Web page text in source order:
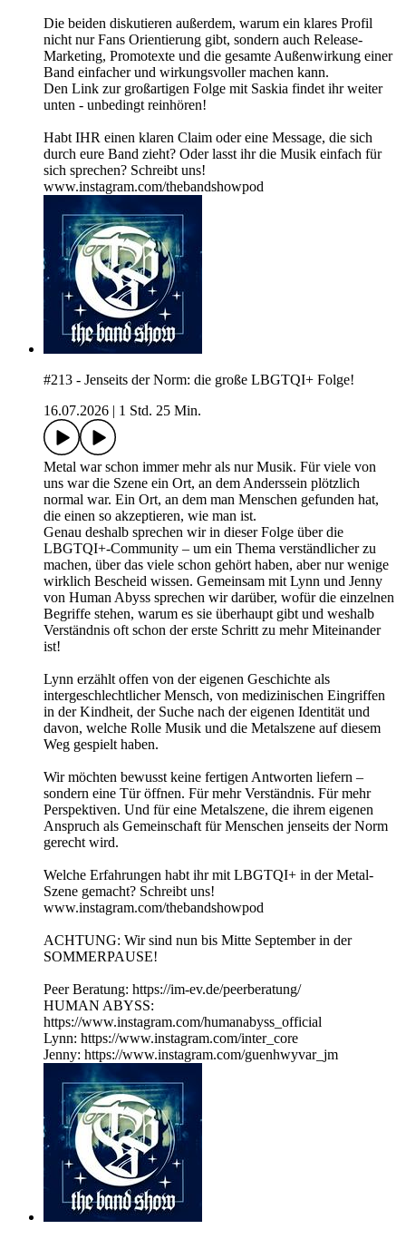
Die beiden diskutieren außerdem, warum ein klares Profil
nicht nur Fans Orientierung gibt, sondern auch Release-
Marketing, Promotexte und die gesamte Außenwirkung einer
Band einfacher und wirkungsvoller machen kann.
Den Link zur großartigen Folge mit Saskia findet ihr weiter
unten - unbedingt reinhören!
Habt IHR einen klaren Claim oder eine Message, die sich
durch eure Band zieht? Oder lasst ihr die Musik einfach für
sich sprechen? Schreibt uns!
www.instagram.com/thebandshowpod
#213 - Jenseits der Norm: die große LBGTQI+ Folge!
16.07.2026
1 Std. 25 Min.
Metal war schon immer mehr als nur Musik. Für viele von
uns war die Szene ein Ort, an dem Anderssein plötzlich
normal war. Ein Ort, an dem man Menschen gefunden hat,
die einen so akzeptieren, wie man ist.
Genau deshalb sprechen wir in dieser Folge über die
LBGTQI+-Community – um ein Thema verständlicher zu
machen, über das viele schon gehört haben, aber nur wenige
wirklich Bescheid wissen. Gemeinsam mit Lynn und Jenny
von Human Abyss sprechen wir darüber, wofür die einzelnen
Begriffe stehen, warum es sie überhaupt gibt und weshalb
Verständnis oft schon der erste Schritt zu mehr Miteinander
ist!
Lynn erzählt offen von der eigenen Geschichte als
intergeschlechtlicher Mensch, von medizinischen Eingriffen
in der Kindheit, der Suche nach der eigenen Identität und
davon, welche Rolle Musik und die Metalszene auf diesem
Weg gespielt haben.
Wir möchten bewusst keine fertigen Antworten liefern –
sondern eine Tür öffnen. Für mehr Verständnis. Für mehr
Perspektiven. Und für eine Metalszene, die ihrem eigenen
Anspruch als Gemeinschaft für Menschen jenseits der Norm
gerecht wird.
Welche Erfahrungen habt ihr mit LBGTQI+ in der Metal-
Szene gemacht? Schreibt uns!
www.instagram.com/thebandshowpod
ACHTUNG: Wir sind nun bis Mitte September in der
SOMMERPAUSE!
Peer Beratung: https://im-ev.de/peerberatung/
HUMAN ABYSS:
https://www.instagram.com/humanabyss_official
Lynn: https://www.instagram.com/inter_core
Jenny: https://www.instagram.com/guenhwyvar_jm